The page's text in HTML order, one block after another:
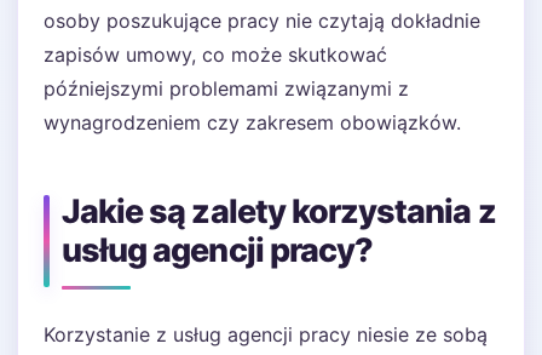
osoby poszukujące pracy nie czytają dokładnie
zapisów umowy, co może skutkować
późniejszymi problemami związanymi z
wynagrodzeniem czy zakresem obowiązków.
Jakie są zalety korzystania z
usług agencji pracy?
Korzystanie z usług agencji pracy niesie ze sobą